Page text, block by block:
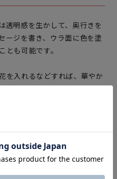
透明感を生かして、奥行きを
ージを書き、ウラ面に色を塗
とも可能です。
を入れるなどすれば、華やか
透けるので、背景に力を注い